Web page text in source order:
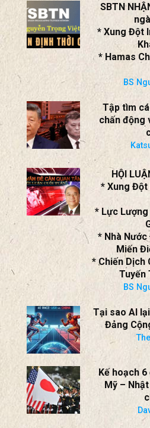
SBTN
* Xung Đột
* Hamas
BS
Tập tìm
chấn động
HỘI
* Xung Đột
* Lực Lượng
* Nhà
Miến
* Chiến Dịch
Tuyến
BS
Tại sao AI
Đảng
Kế hoạch
Mỹ –